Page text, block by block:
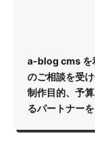
a-blog cms を
のご相談を受け
制作目的、予
るパートナー